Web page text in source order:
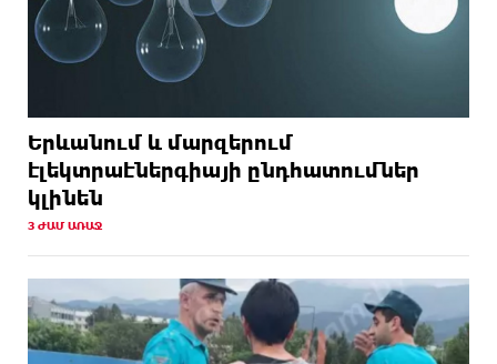
Երևանում և մարզերում
էլեկտրաէներգիայի ընդհատումներ
կլինեն
3 ԺԱՄ ԱՌԱՋ